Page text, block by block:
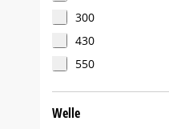
300
430
550
Welle